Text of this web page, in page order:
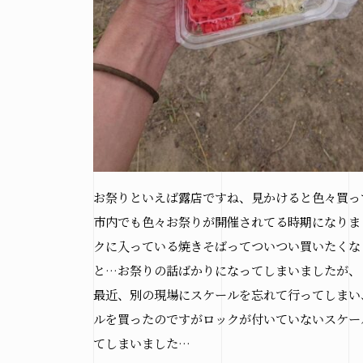
お祭りといえば露店ですね、見かけると色々買
市内でも色々お祭りが開催されてる時期になり
クに入っている焼きそばってついつい買いたく
と…お祭りの話ばかりになってしまいましたが、
最近、別の現場にスケールを忘れて行ってしま
ルを買ったのですがロックが付いていないスケ
てしまいました…